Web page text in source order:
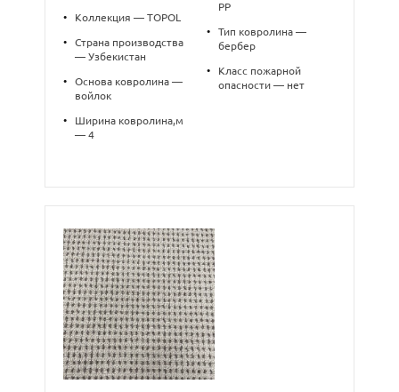
• Коллекция — TOPOL
•
Страна производства
— Узбекистан
•
Основа ковролина —
войлок
•
Ширина ковролина,м
— 4
PP
•
Тип ковролина —
бербер
•
Класс пожарной
опасности — нет